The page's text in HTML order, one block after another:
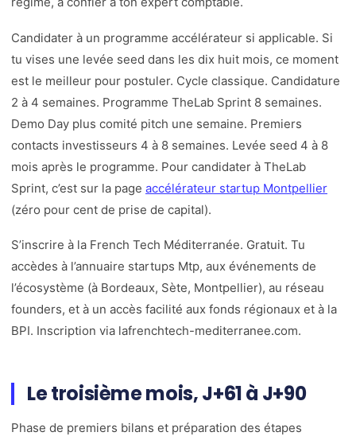
Candidater à un programme accélérateur si applicable. Si
tu vises une levée seed dans les dix huit mois, ce moment
est le meilleur pour postuler. Cycle classique. Candidature
2 à 4 semaines. Programme TheLab Sprint 8 semaines.
Demo Day plus comité pitch une semaine. Premiers
contacts investisseurs 4 à 8 semaines. Levée seed 4 à 8
mois après le programme. Pour candidater à TheLab
Sprint, c’est sur la page accélérateur startup Montpellier
(zéro pour cent de prise de capital).
S’inscrire à la French Tech Méditerranée. Gratuit. Tu
accèdes à l’annuaire startups Mtp, aux événements de
l’écosystème (à Bordeaux, Sète, Montpellier), au réseau
founders, et à un accès facilité aux fonds régionaux et à la
BPI. Inscription via lafrenchtech-mediterranee.com.
Le troisième mois, J+61 à J+90
Phase de premiers bilans et préparation des étapes